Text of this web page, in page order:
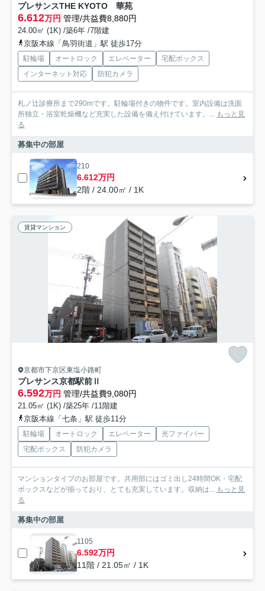
プレサンスTHE KYOTO 華苑
6.612万円 管理/共益費8,880円
24.00㎡ (1K) /築6年 /7階建
京阪本線「鳥羽街道」駅 徒歩17分
駐輪場 オートロック エレベーター
宅配ボックス
インターネット対応
防犯カメラ
札ノ辻診療所まで290mです。駐輪場付きの物件です。室内設備は洗面
所独立・浴室乾燥機など充実した設備を備え付けています。...
もっと見
る
募集中の部屋
210
6.612万円
2階 / 24.00㎡ / 1K
賃貸マンション
京都市下京区東塩小路町
プレサンス京都駅前Ⅱ
6.592万円 管理/共益費9,080円
21.05㎡ (1K) /築25年 /11階建
京阪本線「七条」駅 徒歩11分
駐輪場 オートロック エレベーター
光ファイバー
宅配ボックス
防犯カメラ
マンションタイプのお部屋です。共用部にはゴミ出し24時間OK・宅配
ボックスなどが揃っており、とても充実しています。収納は...
もっと見
る
募集中の部屋
1105
6.592万円
11階 / 21.05㎡ / 1K